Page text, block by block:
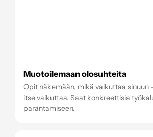
Muotoilemaan olosuhteita
Opit näkemään, mikä vaikuttaa sinuun
itse vaikuttaa. Saat konkreettisia
parantamiseen.